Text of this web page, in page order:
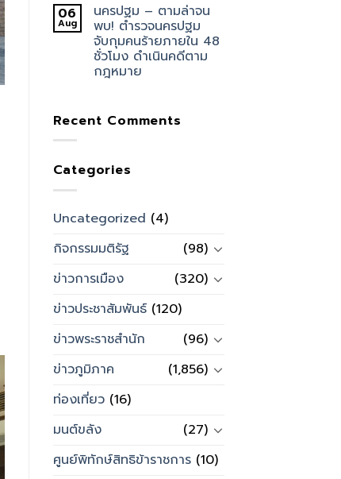
06
Aug
นครปฐม – ตามล่าจน
พบ! ตำรวจนครปฐม
จับกุมคนร้ายภายใน 48
ชั่วโมง ดำเนินคดีตาม
กฎหมาย
Recent Comments
Categories
Uncategorized (4)
กิจกรรมมติรัฐ
(98)
ข่าวการเมือง
(320)
ข่าวประชาสัมพันธ์(120)
ข่าวพระราชสำนัก
(96)
ข่าวภูมิภาค
(1,856)
ท่องเที่ยว(16)
มนต์ขลัง
(27)
ศูนย์พิทักษ์สิทธิข้าราชการ(10)